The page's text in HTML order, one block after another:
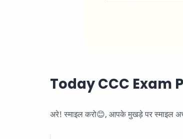
Today CCC Exam
अरे! स्माइल करो😊, आपके मुखड़े पर स्माइल